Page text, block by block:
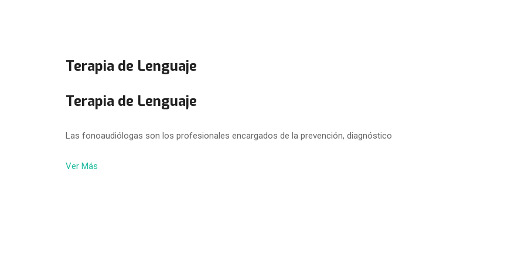
Terapia de Lenguaje
Terapia de Lenguaje
Las fonoaudiólogas son los profesionales encargados de la prevención, diagnóstico
Ver Más